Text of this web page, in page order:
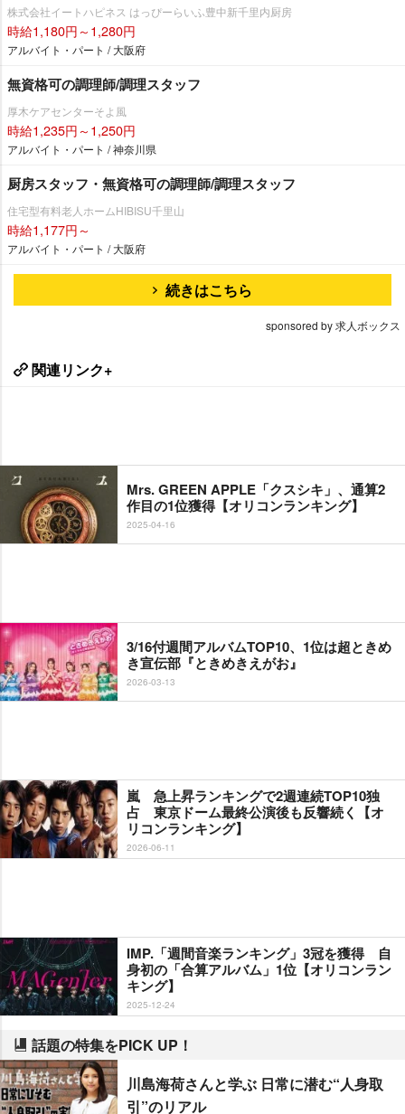
株式会社イートハピネス はっぴーらいふ豊中新千里内厨房
時給1,180円～1,280円
アルバイト・パート / 大阪府
無資格可の調理師/調理スタッフ
厚木ケアセンターそよ風
時給1,235円～1,250円
アルバイト・パート / 神奈川県
厨房スタッフ・無資格可の調理師/調理スタッフ
住宅型有料老人ホームHIBISU千里山
時給1,177円～
アルバイト・パート / 大阪府
続きはこちら
sponsored by 求人ボックス
関連リンク+
Mrs. GREEN APPLE「クスシキ」、通算2
作目の1位獲得【オリコンランキング】
2025-04-16
3/16付週間アルバムTOP10、1位は超ときめ
き宣伝部『ときめきえがお』
2026-03-13
嵐 急上昇ランキングで2週連続TOP10独
占 東京ドーム最終公演後も反響続く【オ
リコンランキング】
2026-06-11
IMP.「週間音楽ランキング」3冠を獲得 自
身初の「合算アルバム」1位【オリコンラン
キング】
2025-12-24
話題の特集をPICK UP！
川島海荷さんと学ぶ 日常に潜む“人身取
引”のリアル